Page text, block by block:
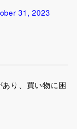
31, 2023
り、買い物に困